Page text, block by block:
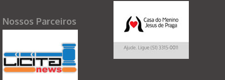
Nossos Parceiros